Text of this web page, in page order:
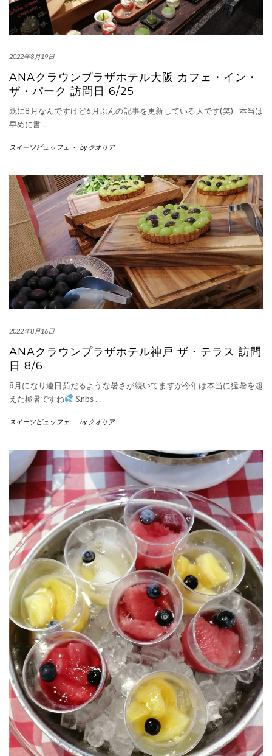
2022年8月19日
ANAクラウンプラザホテル大阪 カフェ・イン・
ザ・パーク 訪問日 6/25
既に8月なんですけど6月ぶんの記事を更新している人です(笑) 本当は
早めに書 …
スイーツビュッフェ - by クオリア
2022年8月16日
ANAクラウンプラザホテル神戸 ザ・テラス 訪問
日 8/6
8月になり連日茹だるような暑さが続いてますが今年は本当に猛暑を超
えた極暑ですね
&nbs …
スイーツビュッフェ - by クオリア